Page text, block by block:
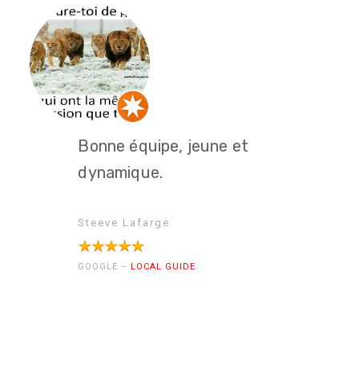
Bonne équipe, jeune et
dynamique.
Steeve Lafarge
GOOGLE – LOCAL GUIDE